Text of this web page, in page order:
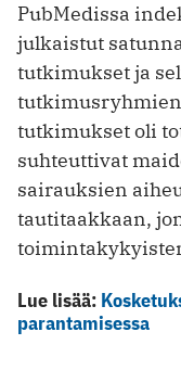
PubMedissa
julkaistut
tutkimukset ja
tutkimusryhmien
tutkimukset oli
suhteuttivat
sairauksien
tautitaakkaan,
Lue lisää:
parantamisessa